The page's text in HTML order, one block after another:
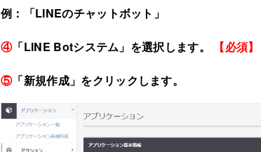
例：「LINEのチャットボット」
④「LINE Botシステム」を選択します。 【必須】
⑤「新規作成」をクリックします。